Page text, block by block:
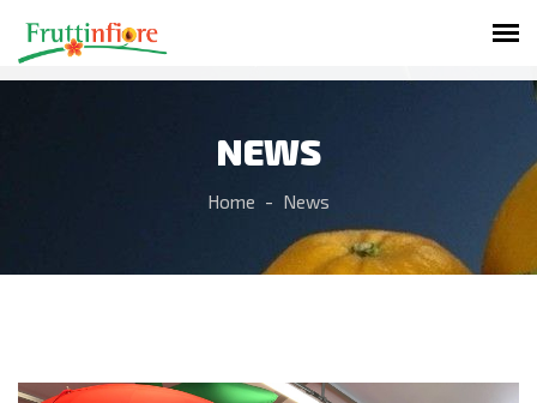
NEWS
Home News